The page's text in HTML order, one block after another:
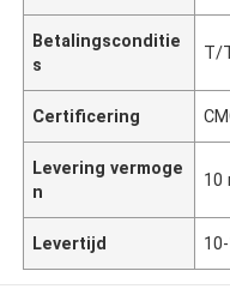
Betalingsconditie
s
T/
Certificering
Levering vermoge
n
10
Levertijd